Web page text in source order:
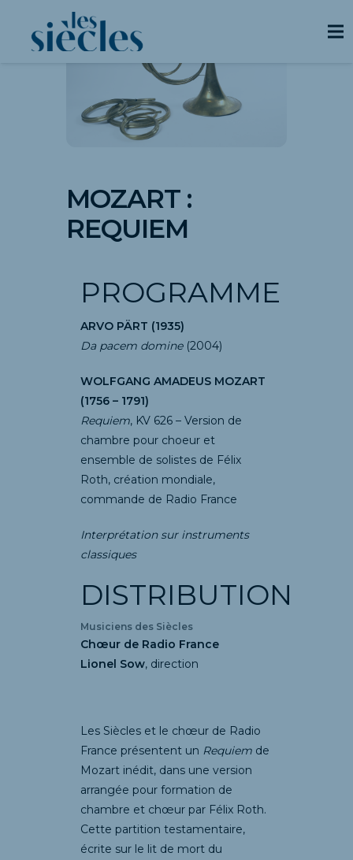
MOZART :
REQUIEM
PROGRAMME
ARVO PÄRT (1935)
Da pacem domine (2004)
WOLFGANG AMADEUS MOZART
(1756 – 1791)
Requiem, KV 626 – Version de
chambre pour choeur et
ensemble de solistes de Félix
Roth, création mondiale,
commande de Radio France
Interprétation sur instruments
classiques
DISTRIBUTION
Musiciens des Siècles
Chœur de Radio France
Lionel Sow, direction
Les Siècles et le chœur de Radio
France présentent un Requiem de
Mozart inédit, dans une version
arrangée pour formation de
chambre et chœur par Félix Roth.
Cette partition testamentaire,
écrite sur le lit de mort du